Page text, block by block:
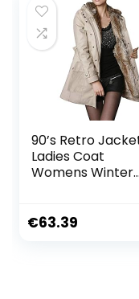
90’s Retro
Ladies Coat
Womens Winter
Womens Jackets
€63.39